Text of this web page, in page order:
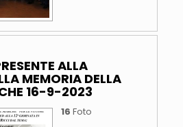
ALLA
MEMORIA DELLA
16-9-2023
16 Foto